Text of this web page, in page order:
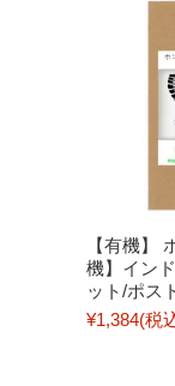
【有機】
機】イン
ット/ポス
¥1,384(税